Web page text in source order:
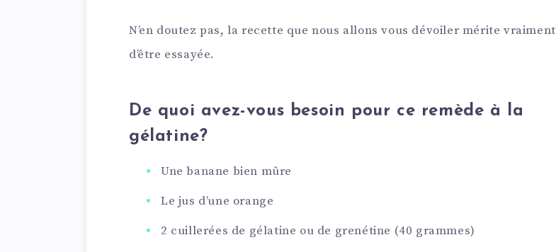
N’en doutez pas, la recette que nous allons vous dévoiler mérite vraiment
d’être essayée.
De quoi avez-vous besoin pour ce remède à la
gélatine?
Une banane bien mûre
Le jus d’une orange
2 cuillerées de gélatine ou de grenétine (40 grammes)